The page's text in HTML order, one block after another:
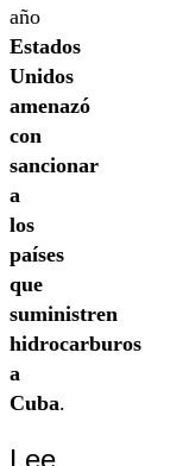
año
Estados
Unidos
amenazó
con
sancionar
a
los
países
que
suministren
hidrocarburos
a
Cuba.
Lee